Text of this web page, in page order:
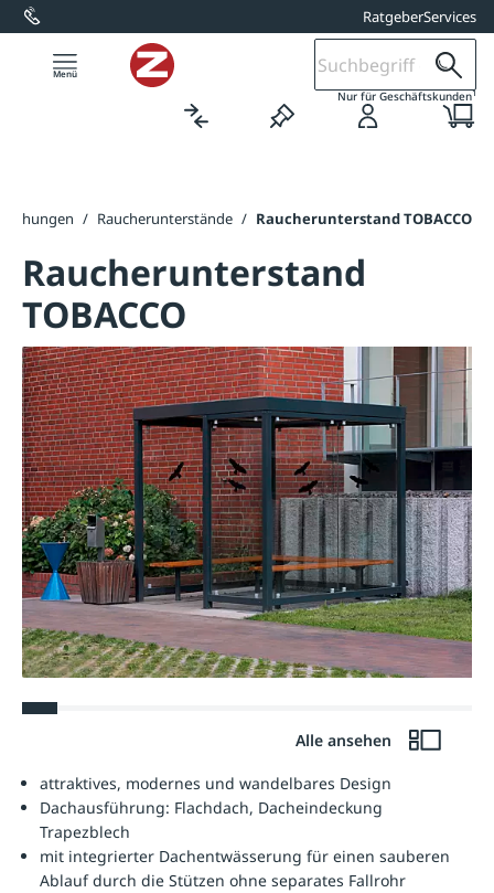
springen RatgeberServices
Nur für Geschäftskunden1
/ Raucherunterstände / Raucherunterstand TOBACCO
Raucherunterstand
TOBACCO
Alle ansehen
attraktives, modernes und wandelbares Design
Dachausführung: Flachdach, Dacheindeckung
Trapezblech
mit integrierter Dachentwässerung für einen sauberen
Ablauf durch die Stützen ohne separates Fallrohr